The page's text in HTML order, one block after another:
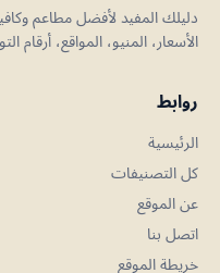
دليلك المفيد لأفضل مطاعم
الأسعار، المنيو، المواقع، أرقام
روابط
الرئيسية
كل التصنيفات
عن الموقع
اتصل بنا
خريطة الموقع